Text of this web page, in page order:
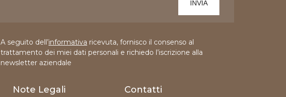
A seguito dell’informativa ricevuta, fornisco il consenso al
trattamento dei miei dati personali e richiedo l’iscrizione alla
newsletter aziendale
Note Legali Contatti